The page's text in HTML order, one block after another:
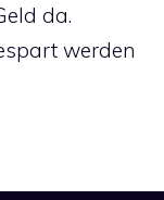
da.
werden